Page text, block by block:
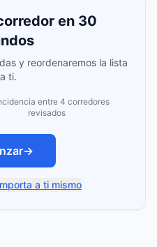
en 30
y reordenaremos la lista
ti.
entre 4 corredores
revisados
→
a ti mismo